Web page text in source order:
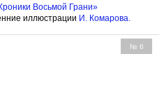
Восьмой Грани»
иллюстрации И. Комарова
№ 6